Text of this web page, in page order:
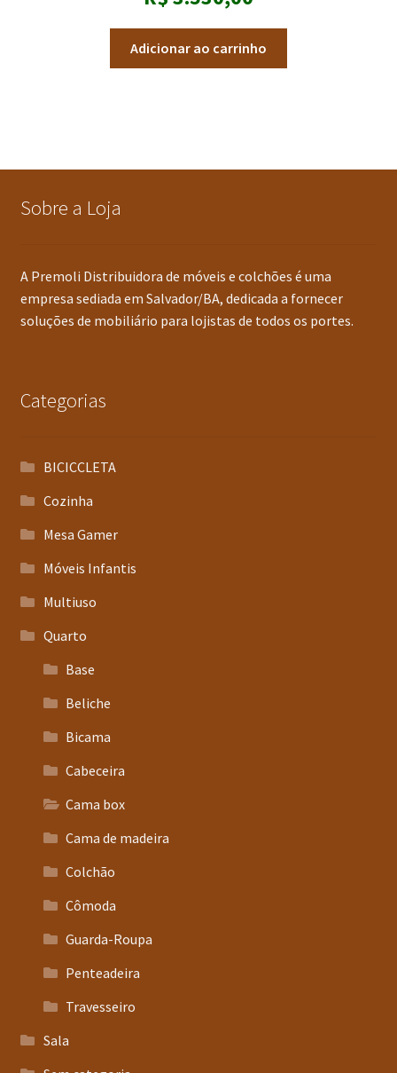
Adicionar ao carrinho
Sobre a Loja
A Premoli Distribuidora de móveis e colchões é uma
empresa sediada em Salvador/BA, dedicada a fornecer
soluções de mobiliário para lojistas de todos os portes.
Categorias
BICICCLETA
Cozinha
Mesa Gamer
Móveis Infantis
Multiuso
Quarto
Base
Beliche
Bicama
Cabeceira
Cama box
Cama de madeira
Colchão
Cômoda
Guarda-Roupa
Penteadeira
Travesseiro
Sala